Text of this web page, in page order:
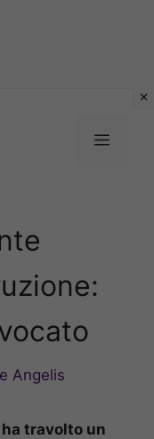
Menu
Angelis
travolto un